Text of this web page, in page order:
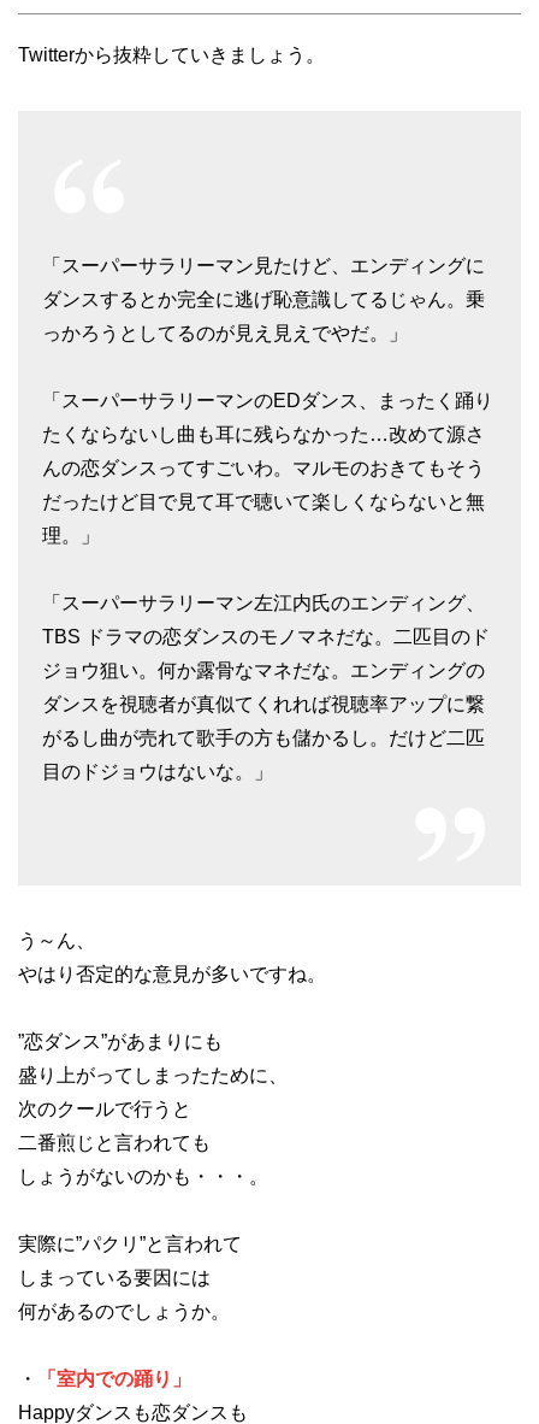
Twitterから抜粋していきましょう。
「スーパーサラリーマン見たけど、エンディングに
ダンスするとか完全に逃げ恥意識してるじゃん。乗
っかろうとしてるのが見え見えでやだ。」
「スーパーサラリーマンのEDダンス、まったく踊り
たくならないし曲も耳に残らなかった…改めて源さ
んの恋ダンスってすごいわ。マルモのおきてもそう
だったけど目で見て耳で聴いて楽しくならないと無
理。」
「スーパーサラリーマン左江内氏のエンディング、
TBS ドラマの恋ダンスのモノマネだな。二匹目のド
ジョウ狙い。何か露骨なマネだな。エンディングの
ダンスを視聴者が真似てくれれば視聴率アップに繋
がるし曲が売れて歌手の方も儲かるし。だけど二匹
目のドジョウはないな。」
う～ん、
やはり否定的な意見が多いですね。
”恋ダンス”があまりにも
盛り上がってしまったために、
次のクールで行うと
二番煎じと言われても
しょうがないのかも・・・。
実際に”パクリ”と言われて
しまっている要因には
何があるのでしょうか。
・
「室内での踊り」
Happyダンスも恋ダンスも